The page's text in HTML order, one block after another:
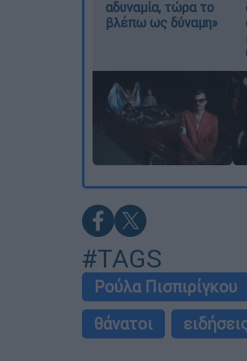
αδυναμία, τώρα το
βλέπω ως δύναμη»
#TAGS
Ρούλα Πισπιρίγκου
θάνατοι